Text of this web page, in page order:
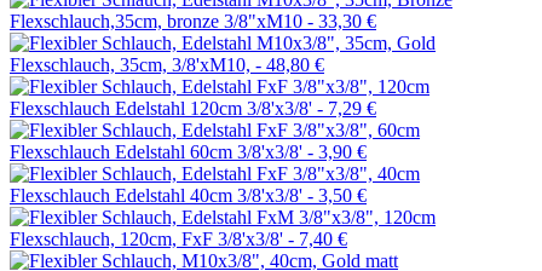
Flexschlauch,35cm, bronze 3/8"xM10 - 33,30 €
Flexschlauch, 35cm, 3/8'xM10, - 48,80 €
Flexschlauch Edelstahl 120cm 3/8'x3/8' - 7,29 €
Flexschlauch Edelstahl 60cm 3/8'x3/8' - 3,90 €
Flexschlauch Edelstahl 40cm 3/8'x3/8' - 3,50 €
Flexschlauch, 120cm, FxF 3/8'x3/8' - 7,40 €